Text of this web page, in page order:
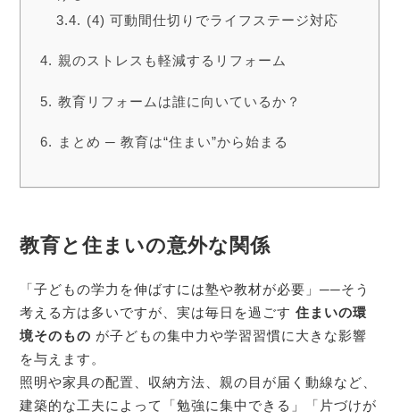
(4) 可動間仕切りでライフステージ対応
親のストレスも軽減するリフォーム
教育リフォームは誰に向いているか？
まとめ ─ 教育は“住まい”から始まる
教育と住まいの意外な関係
「子どもの学力を伸ばすには塾や教材が必要」──そう
考える方は多いですが、実は毎日を過ごす住まいの環
境そのもの が子どもの集中力や学習習慣に大きな影響
を与えます。
照明や家具の配置、収納方法、親の目が届く動線など、
建築的な工夫によって「勉強に集中できる」「片づけが